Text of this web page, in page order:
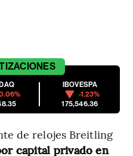
IBOVESPA
-1.23%
175,546.36
de relojes Breitling
capital privado en